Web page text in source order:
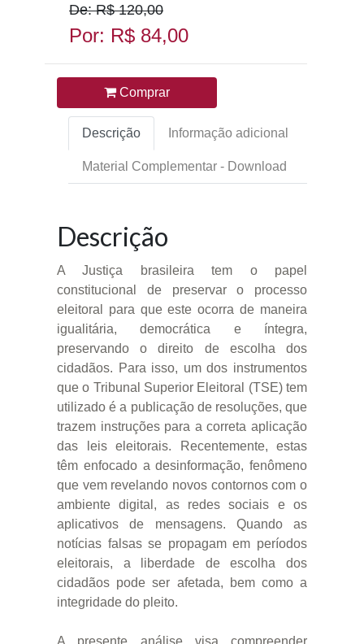
De: R$ 120,00
Por: R$ 84,00
Comprar
Descrição Informação adicional
Material Complementar - Download
Descrição
A Justiça brasileira tem o papel
constitucional de preservar o processo
eleitoral para que este ocorra de maneira
igualitária, democrática e íntegra,
preservando o direito de escolha dos
cidadãos. Para isso, um dos instrumentos
que o Tribunal Superior Eleitoral (TSE) tem
utilizado é a publicação de resoluções, que
trazem instruções para a correta aplicação
das leis eleitorais. Recentemente, estas
têm enfocado a desinformação, fenômeno
que vem revelando novos contornos com o
ambiente digital, as redes sociais e os
aplicativos de mensagens. Quando as
notícias falsas se propagam em períodos
eleitorais, a liberdade de escolha dos
cidadãos pode ser afetada, bem como a
integridade do pleito.